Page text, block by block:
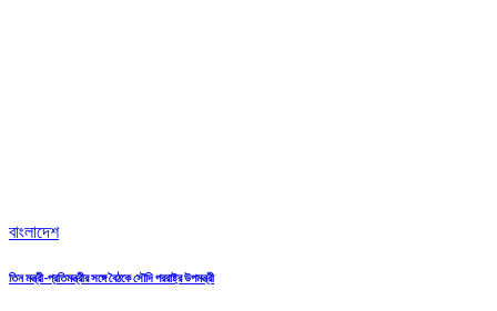
বাংলাদেশ
তিন মন্ত্রী-প্রতিমন্ত্রীর সঙ্গে বৈঠকে সৌদি পররাষ্ট্র উপমন্ত্রী